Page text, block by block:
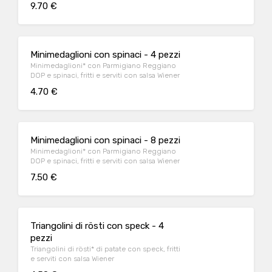
9.70 €
Minimedaglioni con spinaci - 4 pezzi
Minimedaglioni* con Parmigiano Reggiano
DOP e spinaci, fritti e serviti con salsa Wiener
4.70 €
Minimedaglioni con spinaci - 8 pezzi
Minimedaglioni* con Parmigiano Reggiano
DOP e spinaci, fritti e serviti con salsa Wiener
7.50 €
Triangolini di rösti con speck - 4
pezzi
Triangolini di rösti* di patate con speck, fritti
e serviti con salsa Wiener